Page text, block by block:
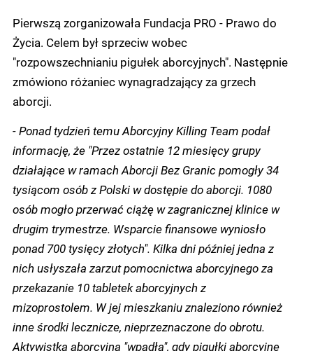
Pierwszą zorganizowała Fundacja PRO - Prawo do
Życia. Celem był sprzeciw wobec
"rozpowszechnianiu pigułek aborcyjnych". Następnie
zmówiono różaniec wynagradzający za grzech
aborcji.
- Ponad tydzień temu Aborcyjny Killing Team podał
informację, że "Przez ostatnie 12 miesięcy grupy
działające w ramach Aborcji Bez Granic pomogły 34
tysiącom osób z Polski w dostępie do aborcji. 1080
osób mogło przerwać ciążę w zagranicznej klinice w
drugim trymestrze. Wsparcie finansowe wyniosło
ponad 700 tysięcy złotych". Kilka dni później jedna z
nich usłyszała zarzut pomocnictwa aborcyjnego za
przekazanie 10 tabletek aborcyjnych z
mizoprostolem. W jej mieszkaniu znaleziono również
inne środki lecznicze, nieprzeznaczone do obrotu.
Aktywistka aborcyjna "wpadła", gdy pigułki aborcyjne